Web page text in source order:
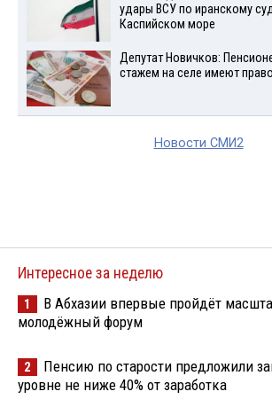
удары ВСУ по иранскому
Каспийском море
Депутат Новичков:
стажем на селе имеют
Новости СМИ2
Интересное за неделю
1
В Абхазии впервые пройдёт
молодёжный форум
2
Пенсию по старости предложили
уровне не ниже 40% от заработка